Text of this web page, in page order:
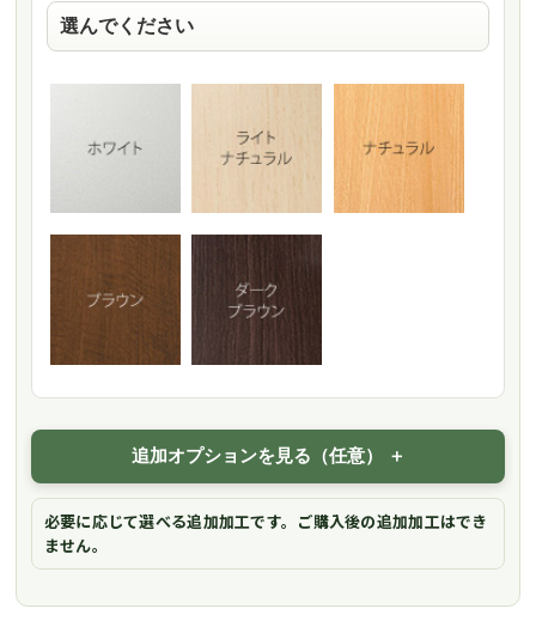
追加オプションを見る（任意）
必要に応じて選べる追加加工です。ご購入後の追加加工はでき
ません。